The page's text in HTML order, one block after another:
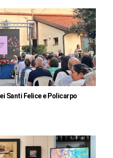
Santi Felice e Policarpo